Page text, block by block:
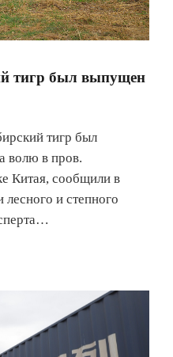
тигр был выпущен
тигр был
волю в пров.
Китая, сообщили в
и степного